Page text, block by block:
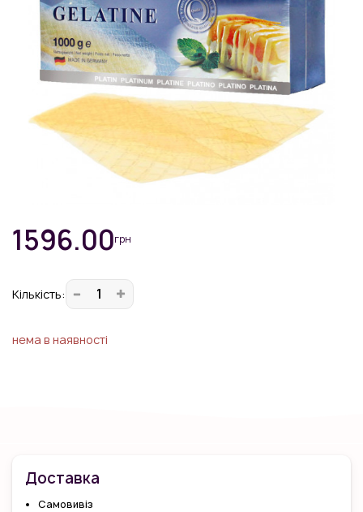
1596.00грн
Кiлькiсть:
нема в наявності
Доставка
Самовивіз